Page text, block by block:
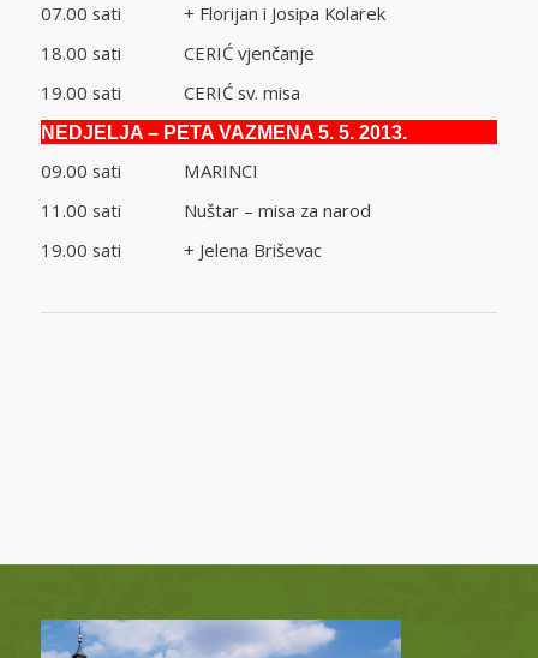
07.00 sati + Florijan i Josipa Kolarek
18.00 sati CERIĆ vjenčanje
19.00 sati CERIĆ sv. misa
NEDJELJA – PETA VAZMENA 5. 5. 2013.
09.00 sati MARINCI
11.00 sati Nuštar – misa za narod
19.00 sati + Jelena Briševac